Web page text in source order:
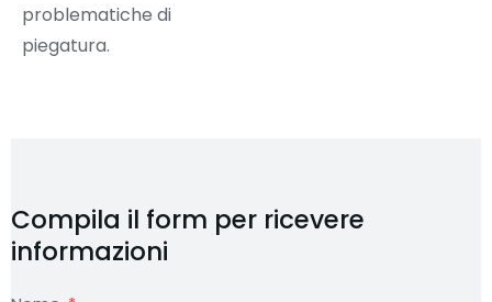
problematiche di
piegatura.
Compila il form per ricevere
informazioni